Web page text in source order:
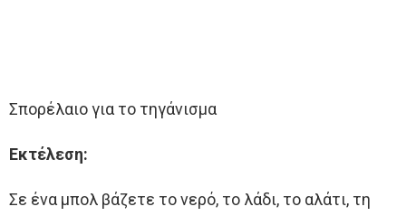
Σπορέλαιο για το τηγάνισμα
Εκτέλεση:
Σε ένα μπολ βάζετε το νερό, το λάδι, το αλάτι, τη